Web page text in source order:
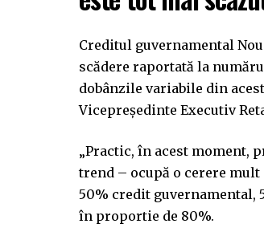
Creditul guvernamental
scădere raportată la
dobânzile variabile din
Vicepreşedinte Executiv
„Practic, în acest moment,
trend – ocupă o cerere
50% credit guvernamental,
în proportie de 80%.